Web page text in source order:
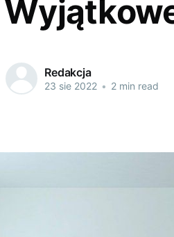
Redakcja
23 sie 2022 • 2 min read